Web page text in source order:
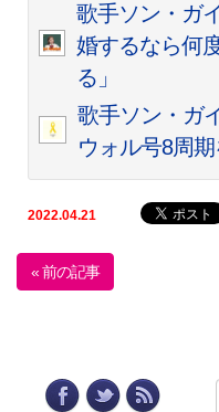
歌手ソン・ガ
婚するなら何
る」
歌手ソン・ガ
ウォル号8周
2022.04.21
« 前の記事